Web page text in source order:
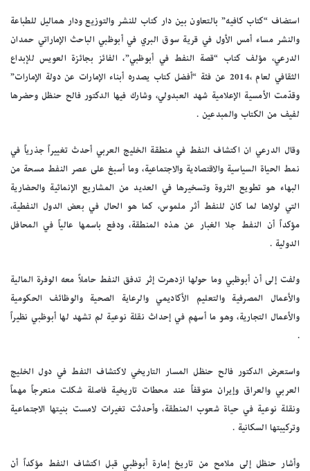
استضاف “كتاب كافيه” بالتعاون بين دار كتاب للنشر والتوزيع ودار هماليل للطباعة
والنشر مساء أمس الأول في قرية سوق البري في أبوظبي الباحث الإماراتي حمدان
الدرعي، مؤلف كتاب “قصة النفط في أبوظبي”، الفائز بجائزة العويس للإبداع
الثقافي لعام ،2014 عن فئة “أفضل كتاب يصدره أبناء الإمارات عن دولة الإمارات”
وقدّمت الأمسية الإعلامية شهد العبدولي، وشارك فيها الدكتور فالح حنظل وحضرها
لفيف من الكتاب والمبدعين .
وقال الدرعي ان اكتشاف النفط في منطقة الخليج العربي أحدث تغييراً جذرياً في
نمط الحياة السياسية والاقتصادية والاجتماعية، وما أسبغ على عصر النفط مسحة من
البهاء هو تطويع الثروة وتسخيرها في العديد من المشاريع الإنمائية والحضارية
التي لولاها لما كان للنفط أثر ملموس، كما هو الحال في بعض الدول النفطية،
مؤكداً أن النفط جلا الغبار عن هذه المنطقة، ودفع باسمها عالياً في المحافل
الدولية .
ولفت إلى أن أبوظبي وما حولها ازدهرت إثر تدفق النفط حاملاً معه الوفرة المالية
والأعمال المصرفية والتعليم الأكاديمي والرعاية الصحية والوظائف الحكومية
والأعمال التجارية، وهو ما أسهم في إحداث نقلة نوعية لم تشهد لها أبوظبي نظيراً
.
واستعرض الدكتور فالح حنظل المسار التاريخي لاكتشاف النفط في دول الخليج
العربي والعراق وإيران متوقفاً عند محطات تاريخية فاصلة شكلت منعرجاً مهماً
ونقلة نوعية في حياة شعوب المنطقة، وأحدثت تغيرات لامست بنيتها الاجتماعية
وتركيبتها السكانية .
وأشار حنظل إلى ملامح من تاريخ إمارة أبوظبي قبل اكتشاف النفط مؤكداً أن